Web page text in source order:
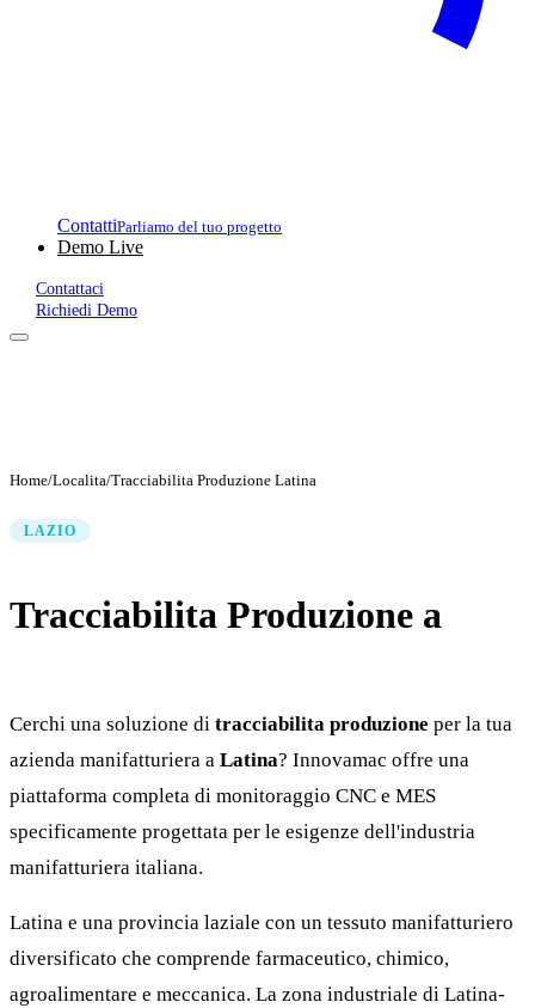
ContattiParliamo del tuo progetto
Demo Live
Contattaci
Richiedi Demo
Home/Localita/Tracciabilita Produzione Latina
LAZIO
Tracciabilita Produzione a
Cerchi una soluzione di tracciabilita produzione per la tua
azienda manifatturiera a Latina? Innovamac offre una
piattaforma completa di monitoraggio CNC e MES
specificamente progettata per le esigenze dell'industria
manifatturiera italiana.
Latina e una provincia laziale con un tessuto manifatturiero
diversificato che comprende farmaceutico, chimico,
agroalimentare e meccanica. La zona industriale di Latina-